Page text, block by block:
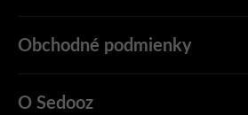
Obchodné podmienky
O Sedooz